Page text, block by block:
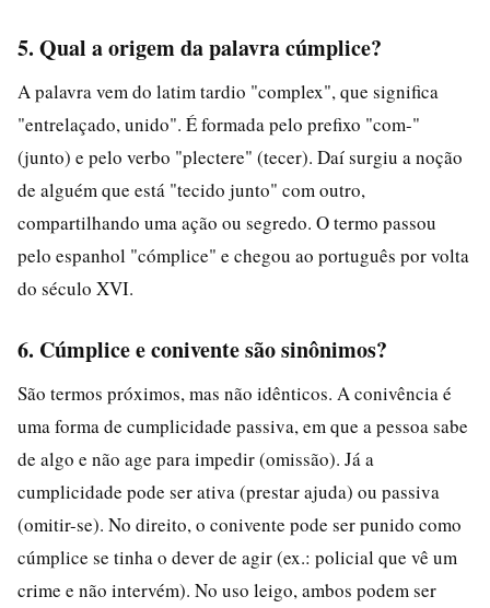
5. Qual a origem da palavra cúmplice?
A palavra vem do latim tardio "complex", que significa
"entrelaçado, unido". É formada pelo prefixo "com-"
(junto) e pelo verbo "plectere" (tecer). Daí surgiu a noção
de alguém que está "tecido junto" com outro,
compartilhando uma ação ou segredo. O termo passou
pelo espanhol "cómplice" e chegou ao português por volta
do século XVI.
6. Cúmplice e conivente são sinônimos?
São termos próximos, mas não idênticos. A conivência é
uma forma de cumplicidade passiva, em que a pessoa sabe
de algo e não age para impedir (omissão). Já a
cumplicidade pode ser ativa (prestar ajuda) ou passiva
(omitir-se). No direito, o conivente pode ser punido como
cúmplice se tinha o dever de agir (ex.: policial que vê um
crime e não intervém). No uso leigo, ambos podem ser